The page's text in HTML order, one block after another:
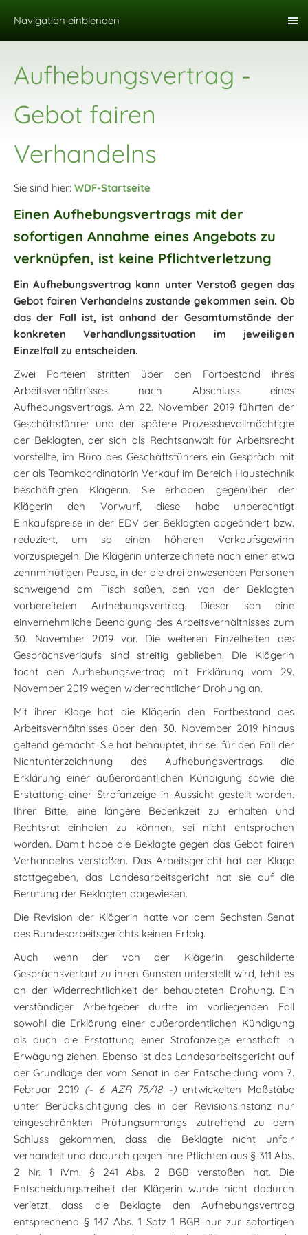
Navigation einblenden
Aufhebungsvertrag -
Gebot fairen
Verhandelns
Sie sind hier: WDF-Startseite
Einen Aufhebungsvertrags mit der
sofortigen Annahme eines Angebots zu
verknüpfen, ist keine Pflichtverletzung
Ein Aufhebungsvertrag kann unter Verstoß gegen das
Gebot fairen Verhandelns zustande gekommen sein. Ob
das der Fall ist, ist anhand der Gesamtumstände der
konkreten Verhandlungssituation im jeweiligen
Einzelfall zu entscheiden.
Zwei Parteien stritten über den Fortbestand ihres
Arbeitsverhältnisses nach Abschluss eines
Aufhebungsvertrags. Am 22. November 2019 führten der
Geschäftsführer und der spätere Prozessbevollmächtigte
der Beklagten, der sich als Rechtsanwalt für Arbeitsrecht
vorstellte, im Büro des Geschäftsführers ein Gespräch mit
der als Teamkoordinatorin Verkauf im Bereich Haustechnik
beschäftigten Klägerin. Sie erhoben gegenüber der
Klägerin den Vorwurf, diese habe unberechtigt
Einkaufspreise in der EDV der Beklagten abgeändert bzw.
reduziert, um so einen höheren Verkaufsgewinn
vorzuspiegeln. Die Klägerin unterzeichnete nach einer etwa
zehnminütigen Pause, in der die drei anwesenden Personen
schweigend am Tisch saßen, den von der Beklagten
vorbereiteten Aufhebungsvertrag. Dieser sah eine
einvernehmliche Beendigung des Arbeitsverhältnisses zum
30. November 2019 vor. Die weiteren Einzelheiten des
Gesprächsverlaufs sind streitig geblieben. Die Klägerin
focht den Aufhebungsvertrag mit Erklärung vom 29.
November 2019 wegen widerrechtlicher Drohung an.
Mit ihrer Klage hat die Klägerin den Fortbestand des
Arbeitsverhältnisses über den 30. November 2019 hinaus
geltend gemacht. Sie hat behauptet, ihr sei für den Fall der
Nichtunterzeichnung des Aufhebungsvertrags die
Erklärung einer außerordentlichen Kündigung sowie die
Erstattung einer Strafanzeige in Aussicht gestellt worden.
Ihrer Bitte, eine längere Bedenkzeit zu erhalten und
Rechtsrat einholen zu können, sei nicht entsprochen
worden. Damit habe die Beklagte gegen das Gebot fairen
Verhandelns verstoßen. Das Arbeitsgericht hat der Klage
stattgegeben, das Landesarbeitsgericht hat sie auf die
Berufung der Beklagten abgewiesen.
Die Revision der Klägerin hatte vor dem Sechsten Senat
des Bundesarbeitsgerichts keinen Erfolg.
Auch wenn der von der Klägerin geschilderte
Gesprächsverlauf zu ihren Gunsten unterstellt wird, fehlt es
an der Widerrechtlichkeit der behaupteten Drohung. Ein
verständiger Arbeitgeber durfte im vorliegenden Fall
sowohl die Erklärung einer außerordentlichen Kündigung
als auch die Erstattung einer Strafanzeige ernsthaft in
Erwägung ziehen. Ebenso ist das Landesarbeitsgericht auf
der Grundlage der vom Senat in der Entscheidung vom 7.
Februar 2019 (- 6 AZR 75/18 -)entwickelten Maßstäbe
unter Berücksichtigung des in der Revisionsinstanz nur
eingeschränkten Prüfungsumfangs zutreffend zu dem
Schluss gekommen, dass die Beklagte nicht unfair
verhandelt und dadurch gegen ihre Pflichten aus § 311 Abs.
2 Nr. 1 iVm. § 241 Abs. 2 BGB verstoßen hat. Die
Entscheidungsfreiheit der Klägerin wurde nicht dadurch
verletzt, dass die Beklagte den Aufhebungsvertrag
entsprechend § 147 Abs. 1 Satz 1 BGB nur zur sofortigen